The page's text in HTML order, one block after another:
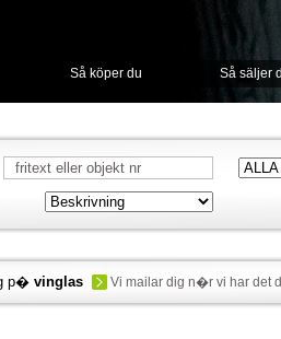
Så köper du Så säljer
p� vinglas Vi mailar dig n�r vi har det